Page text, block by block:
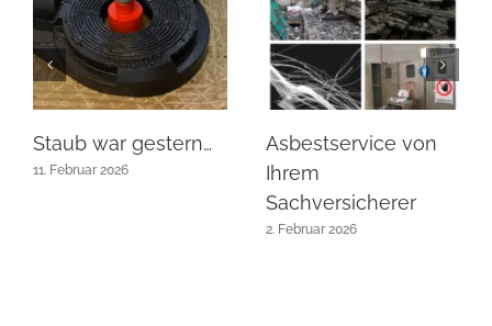
Staub war gestern…
11. Februar 2026
Asbestservice von
Ihrem
Sachversicherer
2. Februar 2026